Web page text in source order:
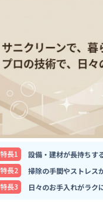
特⻑1
設備・建材が長持ちす
特⻑2
掃除の手間やストレス
特⻑3
日々のお手入れがラク